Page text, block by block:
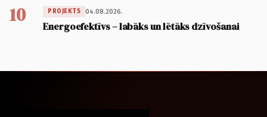
10 PROJEKTS 04.08.2026.
Energoefektīvs – labāks un lētāks dzīvošanai